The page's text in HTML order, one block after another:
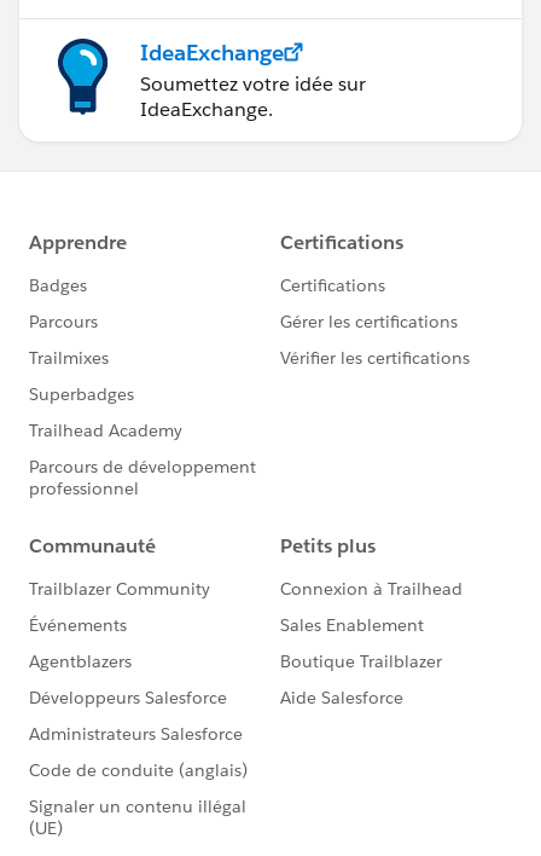
IdeaExchange
Soumettez votre idée sur
IdeaExchange.